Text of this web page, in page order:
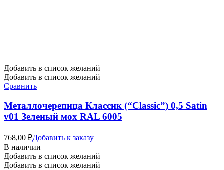
Добавить в список желаний
Добавить в список желаний
Сравнить
Металлочерепица Классик (“Classic”) 0,5 Satin
v01 Зеленый мох RAL 6005
768,00 ₽Добавить к заказу
В наличии
Добавить в список желаний
Добавить в список желаний